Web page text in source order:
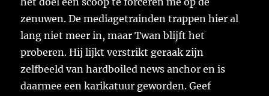
zenuwen. De mediagetrainden trappen hier al
lang niet meer in, maar Twan blijft het
proberen. Hij lijkt verstrikt geraak zijn
zelfbeeld van hardboiled news anchor en is
daarmee een karikatuur geworden. Geef